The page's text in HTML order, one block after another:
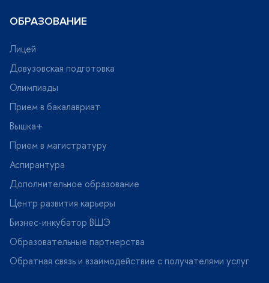
ОБРАЗОВАНИЕ
Лицей
Довузовская подготовка
Олимпиады
Прием в бакалавриат
ышка+
Прием в магистратуру
Аспирантура
Дополнительное образование
Центр развития карьеры
Бизнес-инкубатор ВШЭ
Образовательные партнерства
Обратная связь и взаимодействие с получателями услу